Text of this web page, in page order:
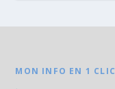
MON INFO EN 1 CLIC